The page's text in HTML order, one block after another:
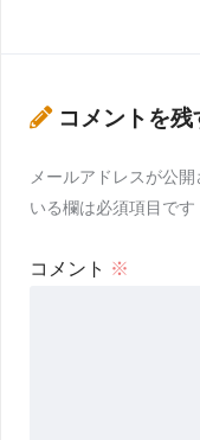
コメントを残
メールアドレスが公
いる欄は必須項目です
コメント ※